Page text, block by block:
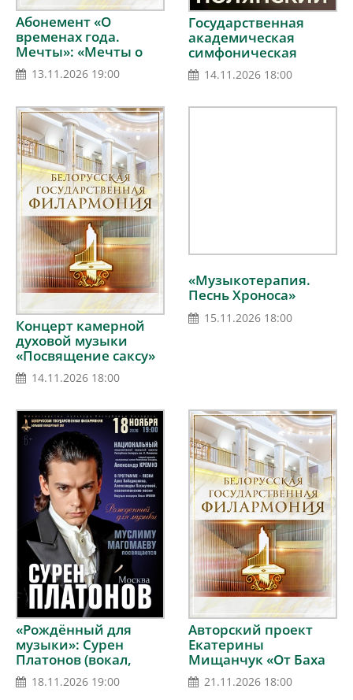
Абонемент «О
временах года.
Мечты»: «Мечты о
лете» (концерт
первый)
13.11.2026 19:00
Государственная
академическая
симфоническая
капелла России
14.11.2026 18:00
Концерт камерной
духовой музыки
«Посвящение саксу»
14.11.2026 18:00
«Рождённый для
музыки»: Сурен
Платонов (вокал,
Москва),
Национальный
18.11.2026 19:00
Авторский проект
Екатерины
Мищанчук «От Баха
до Пьяццоллы»
21.11.2026 18:00